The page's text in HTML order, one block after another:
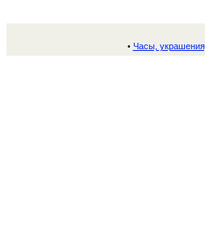
• Часы,